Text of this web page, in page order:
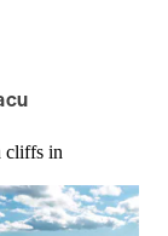
cliffs in